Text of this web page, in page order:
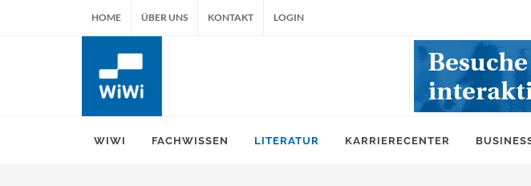
HOME ÜBER UNS KONTAKT LOGIN
WIWI FACHWISSEN LITERATUR KARRIERECENTER